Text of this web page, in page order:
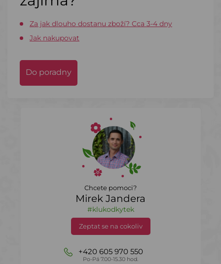
Za jak dlouho dostanu zboží? Cca 3-4 dny
Jak nakupovat
Do poradny
Chcete pomoci?
Mirek Jandera
#klukodkytek
Zeptat se na cokoliv
+420 605 970 550
Po-Pá 7.00-15.30 hod.